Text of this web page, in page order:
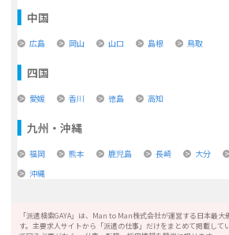
中国
広島 岡山 山口 島根 鳥取
四国
愛媛 香川 徳島 高知
九州・沖縄
福岡 熊本 鹿児島 長崎 大分
沖縄
「派遣検索GAYA」は、Man to Man株式会社が運営する日本最
す。主要求人サイトから「派遣の仕事」だけをまとめて掲載して